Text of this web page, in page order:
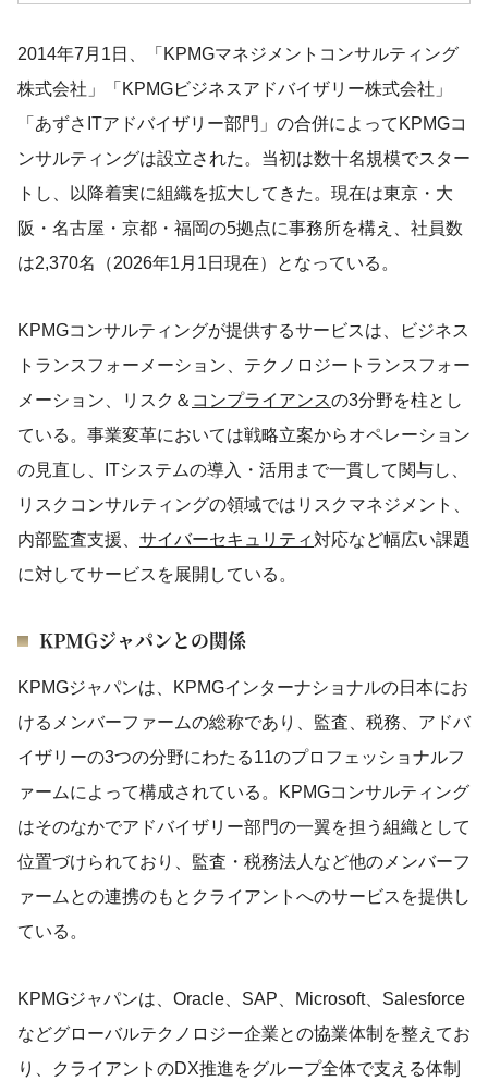
2014年7月1日、「KPMGマネジメントコンサルティング
株式会社」「KPMGビジネスアドバイザリー株式会社」
「あずさITアドバイザリー部門」の合併によってKPMGコ
ンサルティングは設立された。当初は数十名規模でスター
トし、以降着実に組織を拡大してきた。現在は東京・大
阪・名古屋・京都・福岡の5拠点に事務所を構え、社員数
は2,370名（2026年1月1日現在）となっている。
KPMGコンサルティングが提供するサービスは、ビジネス
トランスフォーメーション、テクノロジートランスフォー
メーション、リスク＆ コンプライアンスの3分野を柱とし
ている。事業変革においては戦略立案からオペレーション
の見直し、ITシステムの導入・活用まで一貫して関与し、
リスクコンサルティングの領域ではリスクマネジメント、
内部監査支援、 サイバーセキュリティ 対応など幅広い課題
に対してサービスを展開している。
KPMGジャパンとの関係
KPMGジャパンは、KPMGインターナショナルの日本にお
けるメンバーファームの総称であり、監査、税務、アドバ
イザリーの3つの分野にわたる11のプロフェッショナルフ
ァームによって構成されている。KPMGコンサルティング
はそのなかでアドバイザリー部門の一翼を担う組織として
位置づけられており、監査・税務法人など他のメンバーフ
ァームとの連携のもとクライアントへのサービスを提供し
ている。
KPMGジャパンは、Oracle、SAP、Microsoft、Salesforce
などグローバルテクノロジー企業との協業体制を整えてお
り、クライアントのDX推進をグループ全体で支える体制